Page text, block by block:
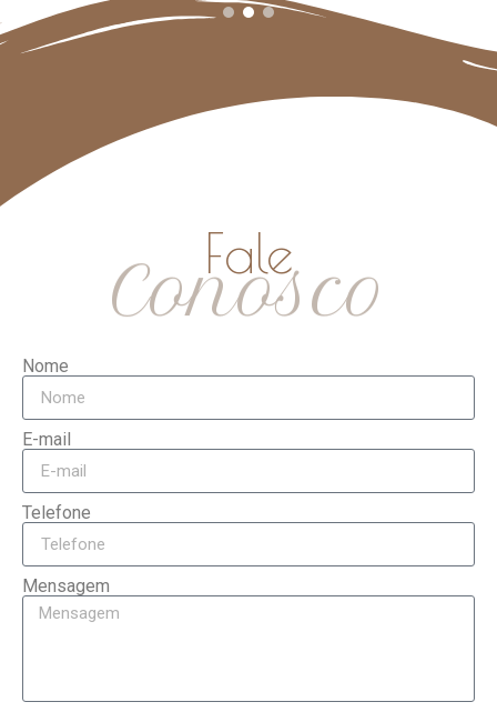
Fale
Conosco
Nome
E-mail
Telefone
Mensagem